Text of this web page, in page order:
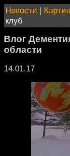
Новости |
клуб
Влог
области
14.01.17